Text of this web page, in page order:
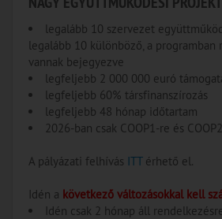
legalább 10 szervezet
legalább 10 különböző, a programban
vannak bejegyezve
legfeljebb 2 000 000 euró
legfeljebb 60% társfinanszírozás
legfeljebb 48 hónap időtartam
2026-ban csak COOP1-re és
A pályázati felhívás ITTérhető el.
Idén a következő változásokkal kell
Idén csak 2 hónap áll